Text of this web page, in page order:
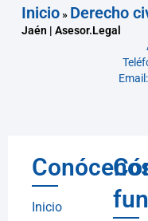
Inicio» Derecho
Jaén | Asesor.Legal
Inicio